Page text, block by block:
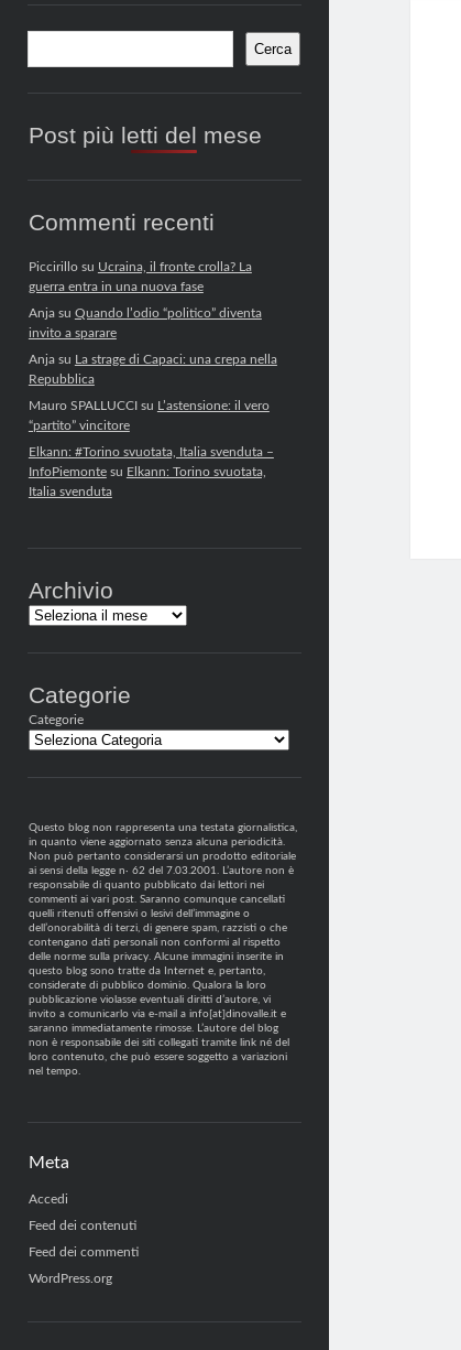
Barra
laterale
Cerca
Post più letti del mese
Commenti recenti
Piccirillosu Ucraina, il fronte crolla? La
guerra entra in una nuova fase
Anjasu Quando l’odio “politico” diventa
invito a sparare
Anjasu La strage di Capaci: una crepa nella
Repubblica
Mauro SPALLUCCIsu L’astensione: il vero
“partito” vincitore
Elkann: #Torino svuotata, Italia svenduta –
InfoPiemontesu Elkann: Torino svuotata,
Italia svenduta
Archivio
Archivi
Categorie
Categorie
Questo blog non rappresenta una testata giornalistica,
in quanto viene aggiornato senza alcuna periodicità.
Non può pertanto considerarsi un prodotto editoriale
ai sensi della legge n· 62 del 7.03.2001. L’autore non è
responsabile di quanto pubblicato dai lettori nei
commenti ai vari post. Saranno comunque cancellati
quelli ritenuti offensivi o lesivi dell’immagine o
dell’onorabilità di terzi, di genere spam, razzisti o che
contengano dati personali non conformi al rispetto
delle norme sulla privacy. Alcune immagini inserite in
questo blog sono tratte da Internet e, pertanto,
considerate di pubblico dominio. Qualora la loro
pubblicazione violasse eventuali diritti d’autore, vi
invito a comunicarlo via e-mail a info[at]dinovalle.it e
saranno immediatamente rimosse. L’autore del blog
non è responsabile dei siti collegati tramite link né del
loro contenuto, che può essere soggetto a variazioni
nel tempo.
Meta
Accedi
Feed dei contenuti
Feed dei commenti
WordPress.org